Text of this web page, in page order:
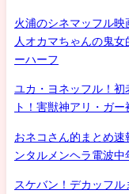
火浦のシネマッフル
人オカマちゃんの鬼
ーハーフ
ユカ・ヨネッフル！初
ト！害獣神アリ・ガ
おネコさん的まとめ
ンタルメンヘラ電波
スケバン！デカッフ